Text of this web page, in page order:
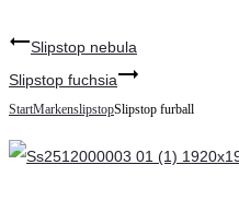
Slipstop nebula
Slipstop fuchsia
StartMarkenslipstopSlipstop furball